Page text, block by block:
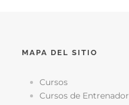
MAPA DEL SITIO
Cursos
Cursos de Entrenador